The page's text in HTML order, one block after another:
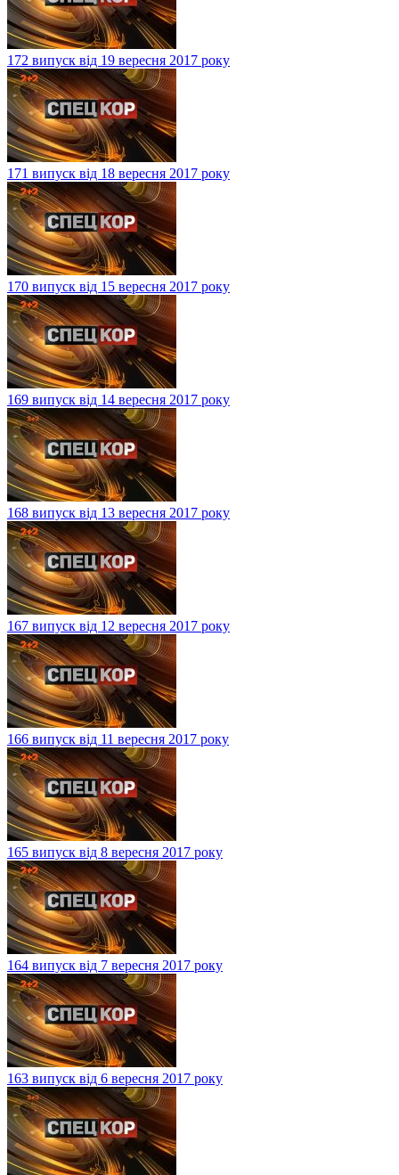
172 випуск від 19 вересня 2017 року
171 випуск від 18 вересня 2017 року
170 випуск від 15 вересня 2017 року
169 випуск від 14 вересня 2017 року
168 випуск від 13 вересня 2017 року
167 випуск від 12 вересня 2017 року
166 випуск від 11 вересня 2017 року
165 випуск від 8 вересня 2017 року
164 випуск від 7 вересня 2017 року
163 випуск від 6 вересня 2017 року